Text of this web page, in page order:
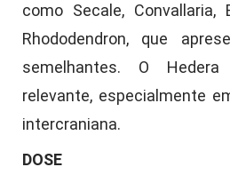
como Secale, Convallaria,
Rhododendron, que
semelhantes. O
relevante, especialmente
intercraniana.
DOSE